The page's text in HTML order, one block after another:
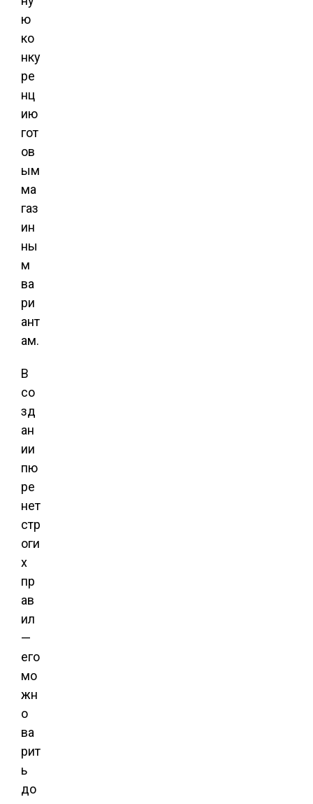
ю
ко
нку
ре
нц
ию
гот
ов
ым
ма
газ
ин
ны
м
ва
ри
ант
ам.
В
со
зд
ан
ии
пю
ре
нет
стр
оги
х
пр
ав
ил
—
его
мо
жн
о
ва
рит
ь
до